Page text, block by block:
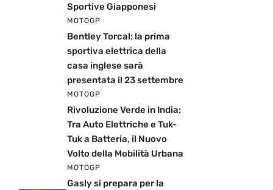
Sportive Giapponesi
MOTOGP
Bentley Torcal: la prima
sportiva elettrica della
casa inglese sarà
presentata il 23 settembre
MOTOGP
Rivoluzione Verde in India:
Tra Auto Elettriche e Tuk-
Tuk a Batteria, il Nuovo
Volto della Mobilità Urbana
MOTOGP
Gasly si prepara per la